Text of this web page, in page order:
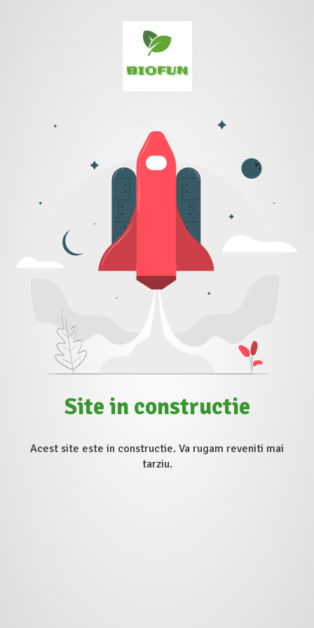
Site in constructie
Acest site este in constructie. Va rugam reveniti mai
tarziu.